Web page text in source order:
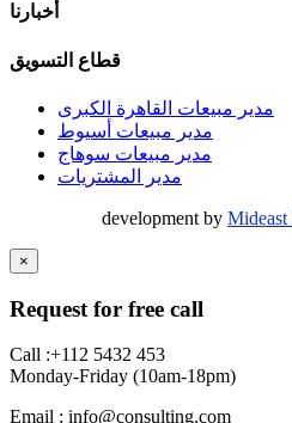
أخبارنا
قطاع التسويق
مدير مبيعات القاهرة الكبرى
مدير مبيعات أسيوط
مدير مبيعات سوهاج
مدير المشتريات
Mideast
×
Request for free call
Call :+112 5432 453
Monday-Friday (10am-18pm)
Email : info@consulting.com